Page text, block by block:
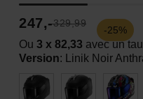
Version: Linik Noir
Ou 3 x 82,33 avec un
329,99
247,- -25%